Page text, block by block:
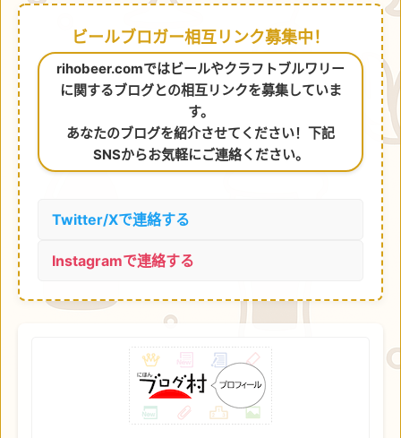
ビールブロガー相互リンク募集中！
rihobeer.comではビールやクラフトブルワリー
に関するブログとの相互リンクを募集していま
す。
あなたのブログを紹介させてください！下記
SNSからお気軽にご連絡ください。
Twitter/Xで連絡する
Instagramで連絡する